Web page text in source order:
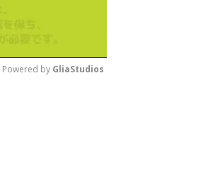
Powered by GliaStudios